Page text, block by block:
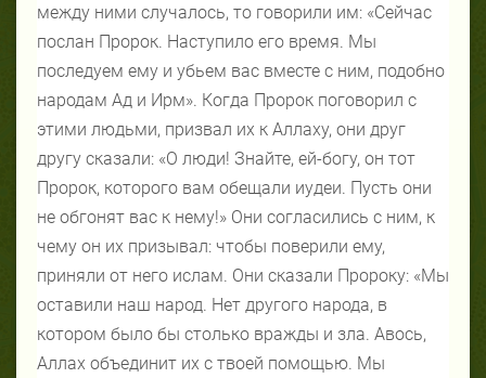
между ними случалось, то говорили им: «Сейчас
послан Пророк. Наступило его время. Мы
последуем ему и убьем вас вместе с ним, подобно
народам Ад и Ирм». Когда Пророк поговорил с
этими людьми, призвал их к Аллаху, они друг
другу сказали: «О люди! Знайте, ей-богу, он тот
Пророк, которого вам обещали иудеи. Пусть они
не обгонят вас к нему!» Они согласились с ним, к
чему он их призывал: чтобы поверили ему,
приняли от него ислам. Они сказали Пророку: «Мы
оставили наш народ. Нет другого народа, в
котором было бы столько вражды и зла. Авось,
Аллах объединит их с твоей помощью. Мы